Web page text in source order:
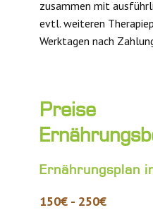
zusammen mit
evtl. weiteren
Werktagen nach
Preise
Ernährungsplan
150€ - 250€